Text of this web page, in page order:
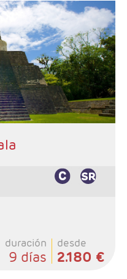
1 noche
Ciudad de
sin bebidas.
duración
9 días
desde
2.180 €